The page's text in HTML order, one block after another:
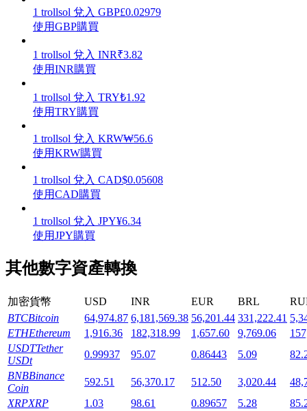
增值寶
機槍池
Launchpool
活期質押獲得熱門資產
1 trollsol 兌入 GBP£0.02979
使用GBP購買
1 trollsol 兌入 INR₹3.82
使用INR購買
1 trollsol 兌入 TRY₺1.92
使用TRY購買
1 trollsol 兌入 KRW₩56.6
使用KRW購買
1 trollsol 兌入 CAD$0.05608
使用CAD購買
1 trollsol 兌入 JPY¥6.34
使用JPY購買
其他數字資產轉換
加密貨幣 USD INR EUR BRL
BTCBitcoin 64,974.87 6,181,569.38 56,201.44 331,222.41
ETHEthereum 1,916.36 182,318.99 1,657.60 9,769.06
USDTTether
USDt
0.99937 95.07 0.86443 5.09
BNBBinance
Coin
592.51 56,370.17 512.50 3,020.44
XRPXRP 1.03 98.61 0.89657 5.28